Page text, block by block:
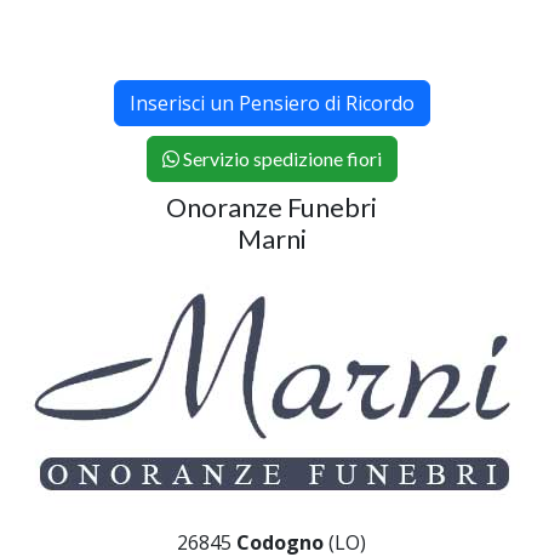
Inserisci un Pensiero di Ricordo
Servizio spedizione fiori
Onoranze Funebri
Marni
26845 Codogno(LO)